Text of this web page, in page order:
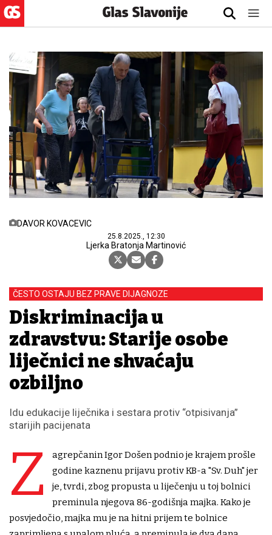
DAVOR KOVACEVIC
25.8.2025., 12:30
Ljerka Bratonja Martinović
ČESTO OSTAJU BEZ PRAVE DIJAGNOZE
Diskriminacija u
zdravstvu: Starije osobe
liječnici ne shvaćaju
ozbiljno
Idu edukacije liječnika i sestara protiv “otpisivanja”
starijih pacijenata
Z
agrepčanin Igor Došen podnio je krajem prošle
godine kaznenu prijavu protiv KB-a "Sv. Duh" jer
je, tvrdi, zbog propusta u liječenju u toj bolnici
preminula njegova 86-godišnja majka. Kako je
posvjedočio, majka mu je na hitni prijem te bolnice